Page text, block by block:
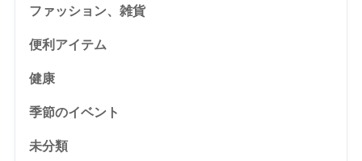
ファッション、雑貨
便利アイテム
健康
季節のイベント
未分類